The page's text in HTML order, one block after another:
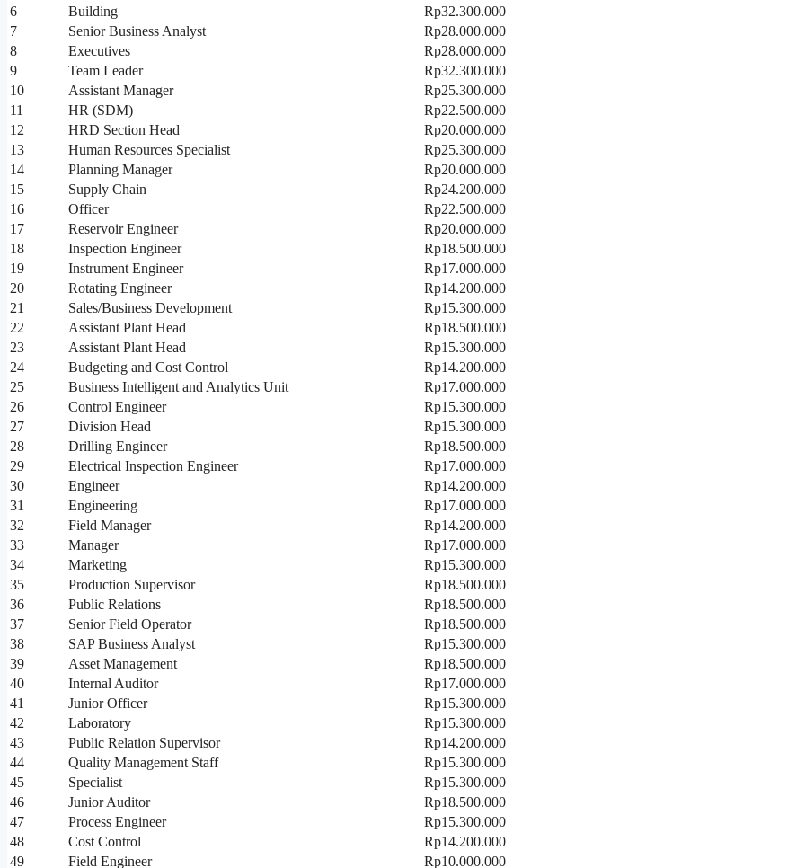
6
Building
Rp32.300.000
7
Senior Business Analyst
Rp28.000.000
8
Executives
Rp28.000.000
9
Team Leader
Rp32.300.000
10
Assistant Manager
Rp25.300.000
11
HR (SDM)
Rp22.500.000
12
HRD Section Head
Rp20.000.000
13
Human Resources Specialist
Rp25.300.000
14
Planning Manager
Rp20.000.000
15
Supply Chain
Rp24.200.000
16
Officer
Rp22.500.000
17
Reservoir Engineer
Rp20.000.000
18
Inspection Engineer
Rp18.500.000
19
Instrument Engineer
Rp17.000.000
20
Rotating Engineer
Rp14.200.000
21
Sales/Business Development
Rp15.300.000
22
Assistant Plant Head
Rp18.500.000
23
Assistant Plant Head
Rp15.300.000
24
Budgeting and Cost Control
Rp14.200.000
25
Business Intelligent and Analytics Unit
Rp17.000.000
26
Control Engineer
Rp15.300.000
27
Division Head
Rp15.300.000
28
Drilling Engineer
Rp18.500.000
29
Electrical Inspection Engineer
Rp17.000.000
30
Engineer
Rp14.200.000
31
Engineering
Rp17.000.000
32
Field Manager
Rp14.200.000
33
Manager
Rp17.000.000
34
Marketing
Rp15.300.000
35
Production Supervisor
Rp18.500.000
36
Public Relations
Rp18.500.000
37
Senior Field Operator
Rp18.500.000
38
SAP Business Analyst
Rp15.300.000
39
Asset Management
Rp18.500.000
40
Internal Auditor
Rp17.000.000
41
Junior Officer
Rp15.300.000
42
Laboratory
Rp15.300.000
43
Public Relation Supervisor
Rp14.200.000
44
Quality Management Staff
Rp15.300.000
45
Specialist
Rp15.300.000
46
Junior Auditor
Rp18.500.000
47
Process Engineer
Rp15.300.000
48
Cost Control
Rp14.200.000
49
Field Engineer Rp10.000.000